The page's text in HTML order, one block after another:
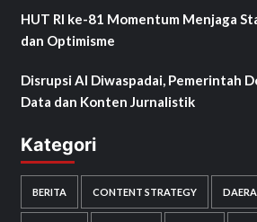
HUT RI ke-81 Momentum Menjaga
dan Optimisme
Disrupsi AI Diwaspadai, Pemerintah
Data dan Konten Jurnalistik
Kategori
BERITA CONTENT STRATEGY